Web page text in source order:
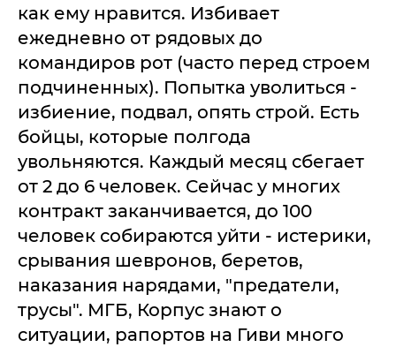
как ему нравится. Избивает
ежедневно от рядовых до
командиров рот (часто перед строем
подчиненных). Попытка уволиться -
избиение, подвал, опять строй. Есть
бойцы, которые полгода
увольняются. Каждый месяц сбегает
от 2 до 6 человек. Сейчас у многих
контракт заканчивается, до 100
человек собираются уйти - истерики,
срывания шевронов, беретов,
наказания нарядами, "предатели,
трусы". МГБ, Корпус знают о
ситуации, рапортов на Гиви много